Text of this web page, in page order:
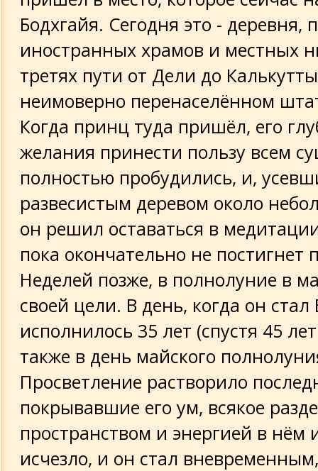
Бодхгайя. Сегодня это - деревня,
иностранных храмов и местных
третях пути от Дели до
неимоверно перенаселённом
Когда принц туда пришёл, его
желания принести пользу всем
полностью пробудились, и,
развесистым деревом около
он решил оставаться в
пока окончательно не постигнет
Неделей позже, в полнолуние в
своей цели. В день, когда он
исполнилось 35 лет (спустя 45
также в день майского
Просветление растворило
покрывавшие его ум, всякое
пространством и энергией в нём
исчезло, и он стал